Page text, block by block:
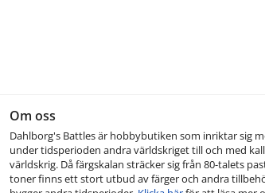
Om oss
Dahlborg's Battles är hobbybutiken som inriktar sig
under tidsperioden andra världskriget till och med
världskrig. Då färgskalan sträcker sig från 80-talets
toner finns ett stort utbud av färger och andra